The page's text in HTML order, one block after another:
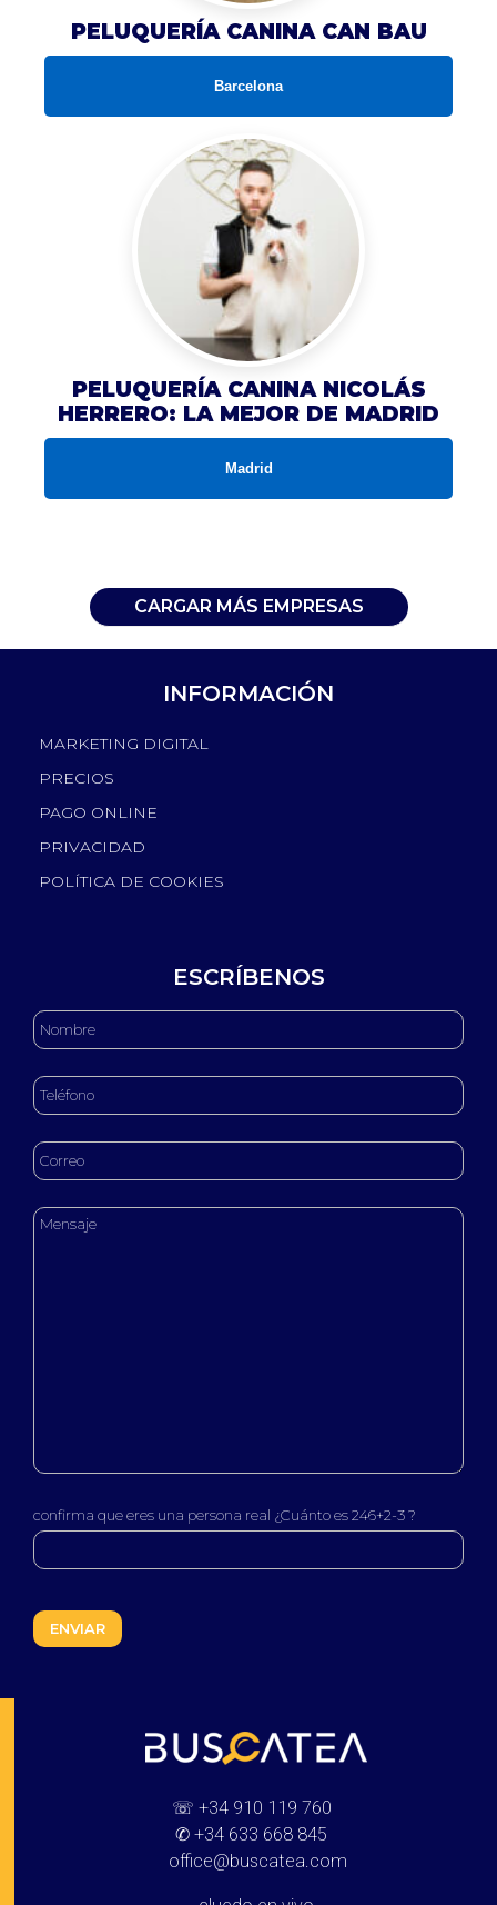
PELUQUERÍA CANINA CAN BAU
Barcelona
PELUQUERÍA CANINA NICOLÁS
HERRERO: LA MEJOR DE MADRID
Madrid
CARGAR MÁS EMPRESAS
INFORMACIÓN
MARKETING DIGITAL
PRECIOS
PAGO ONLINE
PRIVACIDAD
POLÍTICA DE COOKIES
ESCRÍBENOS
confirma que eres una persona real ¿Cuánto es 246+2-3 ?
☏ +34 910 119 760
✆ +34 633 668 845
office@buscatea.com